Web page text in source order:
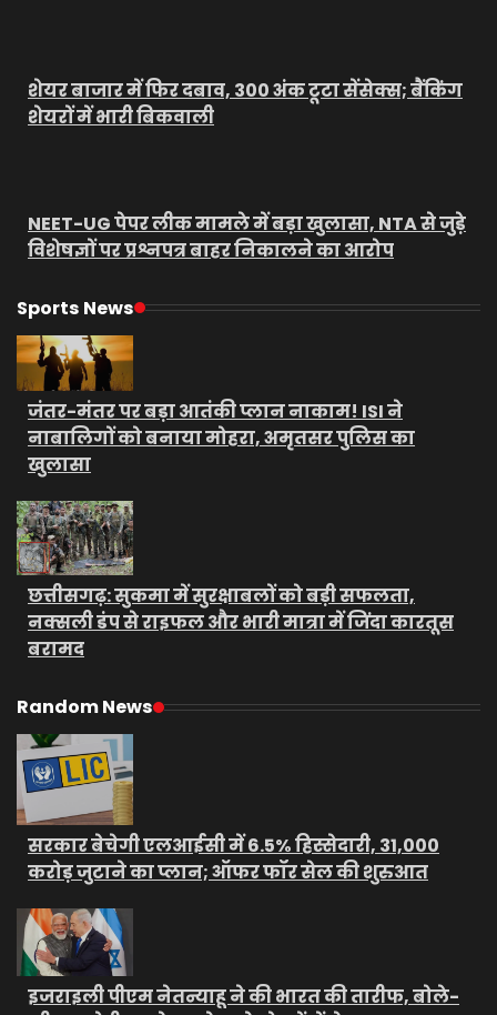
शेयर बाजार में फिर दबाव, 300 अंक टूटा सेंसेक्स; बैंकिंग
शेयरों में भारी बिकवाली
NEET-UG पेपर लीक मामले में बड़ा खुलासा, NTA से जुड़े
विशेषज्ञों पर प्रश्नपत्र बाहर निकालने का आरोप
Sports News
जंतर-मंतर पर बड़ा आतंकी प्लान नाकाम! ISI ने
नाबालिगों को बनाया मोहरा, अमृतसर पुलिस का
खुलासा
छत्तीसगढ़: सुकमा में सुरक्षाबलों को बड़ी सफलता,
नक्सली डंप से राइफल और भारी मात्रा में जिंदा कारतूस
बरामद
Random News
सरकार बेचेगी एलआईसी में 6.5% हिस्सेदारी, 31,000
करोड़ जुटाने का प्लान; ऑफर फॉर सेल की शुरुआत
इजराइली पीएम नेतन्याहू ने की भारत की तारीफ, बोले-